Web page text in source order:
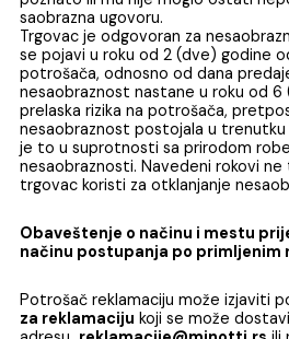
tog momenta, kao i ako je
nesaobraznost, a trgovac izjavio
kupoprodajnom ugovoru.
Trgovac ne odgovara za
u času zaključenja
poznato ili mu nije moglo ostati
saobrazna ugovoru.
Trgovac je odgovoran za
se pojavi u roku od 2 (dve)
potrošača, odnosno od dana
prelaska rizika na potrošača,
nesaobraznost postojala u
nesaobraznosti. Navedeni
trgovac koristi za otklanjanje